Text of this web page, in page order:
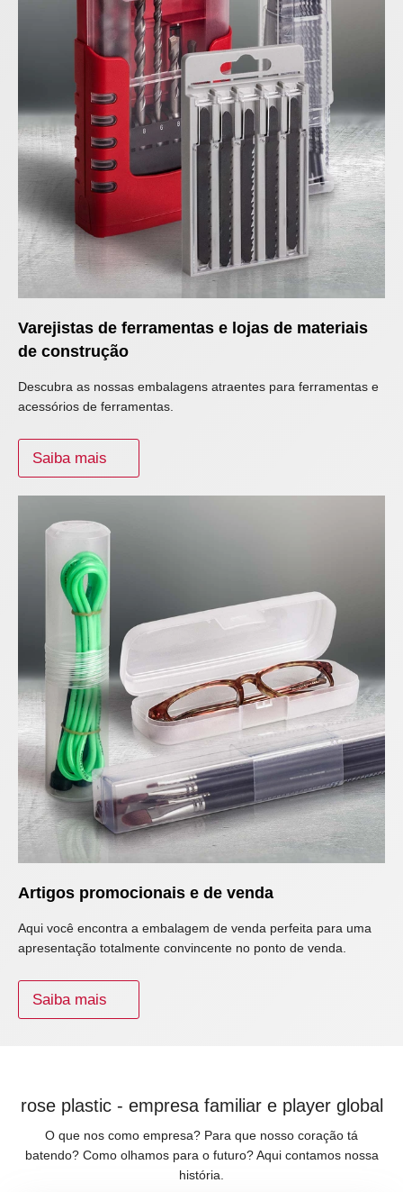
Varejistas de ferramentas e lojas de materiais
de construção
Descubra as nossas embalagens atraentes para ferramentas e
acessórios de ferramentas.
Saiba mais
Artigos promocionais e de venda
Aqui você encontra a embalagem de venda perfeita para uma
apresentação totalmente convincente no ponto de venda.
Saiba mais
rose plastic - empresa familiar e player global
O que nos como empresa? Para que nosso coração tá
batendo? Como olhamos para o futuro? Aqui contamos nossa
história.
Ao baixar este vídeo, você aceita a política de